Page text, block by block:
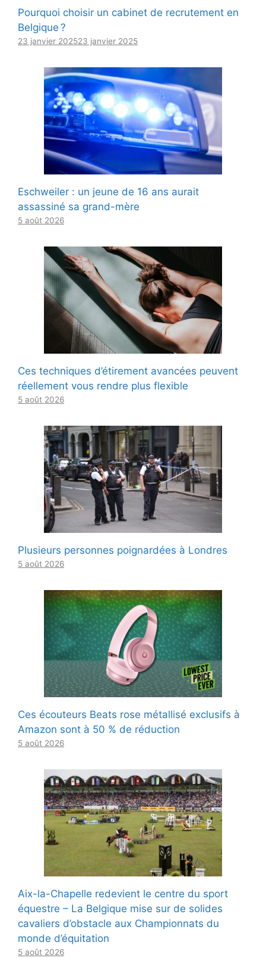
Pourquoi choisir un cabinet de recrutement en
Belgique ?
23 janvier 202523 janvier 2025
Eschweiler : un jeune de 16 ans aurait
assassiné sa grand-mère
5 août 2026
Ces techniques d’étirement avancées peuvent
réellement vous rendre plus flexible
5 août 2026
Plusieurs personnes poignardées à Londres
5 août 2026
Ces écouteurs Beats rose métallisé exclusifs à
Amazon sont à 50 % de réduction
5 août 2026
Aix-la-Chapelle redevient le centre du sport
équestre – La Belgique mise sur de solides
cavaliers d’obstacle aux Championnats du
monde d’équitation
5 août 2026